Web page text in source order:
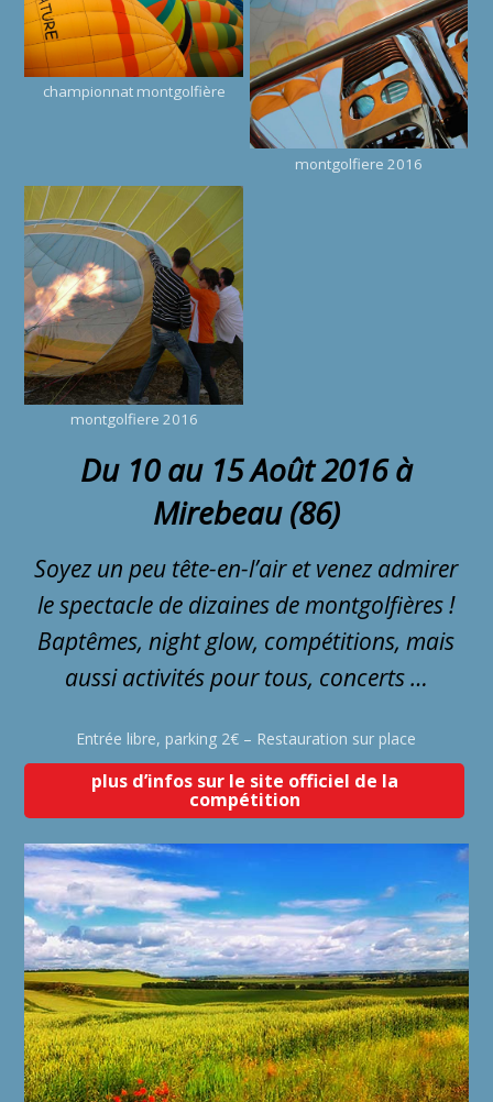
championnat montgolfière
montgolfiere 2016
montgolfiere 2016
Du 10 au 15 Août 2016 à
Mirebeau (86)
Soyez un peu tête-en-l’air et venez admirer
le spectacle de dizaines de montgolfières !
Baptêmes, night glow, compétitions, mais
aussi activités pour tous, concerts …
Entrée libre, parking 2€ – Restauration sur place
plus d’infos sur le site officiel de la
compétition